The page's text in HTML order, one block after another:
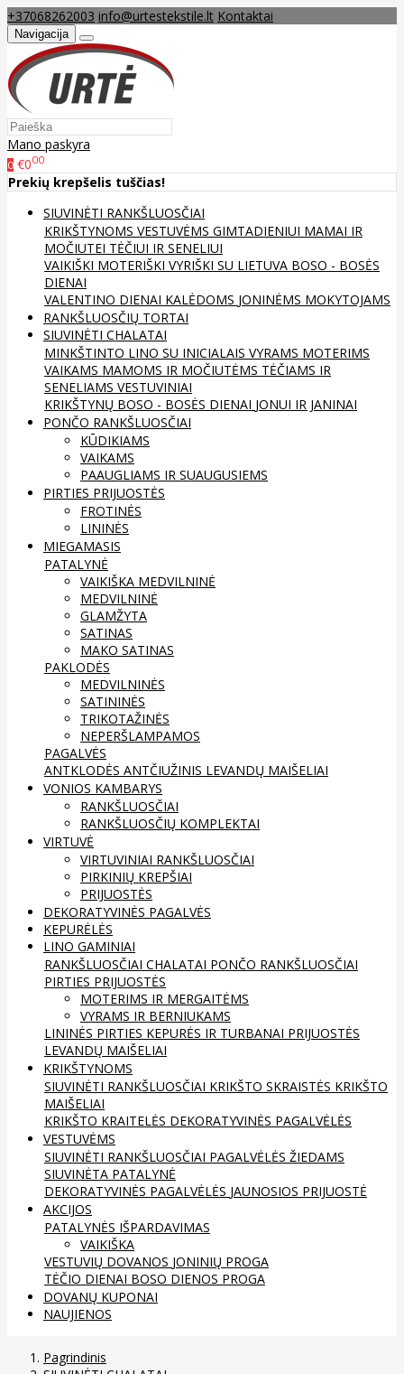
+37068262003 info@urtestekstile.lt Kontaktai
Navigacija
Mano paskyra
0 €000
Prekių krepšelis tuščias!
SIUVINĖTI RANKŠLUOSČIAI
KRIKŠTYNOMS VESTUVĖMS GIMTADIENIUI MAMAI IR
MOČIUTEI TĖČIUI IR SENELIUI
VAIKIŠKI MOTERIŠKI VYRIŠKI SU LIETUVA BOSO - BOSĖS
DIENAI
VALENTINO DIENAI KALĖDOMS JONINĖMS MOKYTOJAMS
RANKŠLUOSČIŲ TORTAI
SIUVINĖTI CHALATAI
MINKŠTINTO LINO SU INICIALAIS VYRAMS MOTERIMS
VAIKAMS MAMOMS IR MOČIUTĖMS TĖČIAMS IR
SENELIAMS VESTUVINIAI
KRIKŠTYNŲ BOSO - BOSĖS DIENAI JONUI IR JANINAI
PONČO RANKŠLUOSČIAI
KŪDIKIAMS
VAIKAMS
PAAUGLIAMS IR SUAUGUSIEMS
PIRTIES PRIJUOSTĖS
FROTINĖS
LININĖS
MIEGAMASIS
PATALYNĖ
VAIKIŠKA MEDVILNINĖ
MEDVILNINĖ
GLAMŽYTA
SATINAS
MAKO SATINAS
PAKLODĖS
MEDVILNINĖS
SATININĖS
TRIKOTAŽINĖS
NEPERŠLAMPAMOS
PAGALVĖS
ANTKLODĖS ANTČIUŽINIS LEVANDŲ MAIŠELIAI
VONIOS KAMBARYS
RANKŠLUOSČIAI
RANKŠLUOSČIŲ KOMPLEKTAI
VIRTUVĖ
VIRTUVINIAI RANKŠLUOSČIAI
PIRKINIŲ KREPŠIAI
PRIJUOSTĖS
DEKORATYVINĖS PAGALVĖS
KEPURĖLĖS
LINO GAMINIAI
RANKŠLUOSČIAI CHALATAI PONČO RANKŠLUOSČIAI
PIRTIES PRIJUOSTĖS
MOTERIMS IR MERGAITĖMS
VYRAMS IR BERNIUKAMS
LININĖS PIRTIES KEPURĖS IR TURBANAI PRIJUOSTĖS
LEVANDŲ MAIŠELIAI
KRIKŠTYNOMS
SIUVINĖTI RANKŠLUOSČIAI KRIKŠTO SKRAISTĖS KRIKŠTO
MAIŠELIAI
KRIKŠTO KRAITELĖS DEKORATYVINĖS PAGALVĖLĖS
VESTUVĖMS
SIUVINĖTI RANKŠLUOSČIAI PAGALVĖLĖS ŽIEDAMS
SIUVINĖTA PATALYNĖ
DEKORATYVINĖS PAGALVĖLĖS JAUNOSIOS PRIJUOSTĖ
AKCIJOS
PATALYNĖS IŠPARDAVIMAS
VAIKIŠKA
VESTUVIŲ DOVANOS JONINIŲ PROGA
TĖČIO DIENAI BOSO DIENOS PROGA
DOVANŲ KUPONAI
NAUJIENOS
Pagrindinis